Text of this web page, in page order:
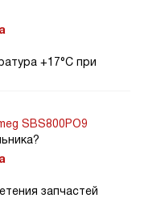
+17°C при
SBS800PO9
запчастей